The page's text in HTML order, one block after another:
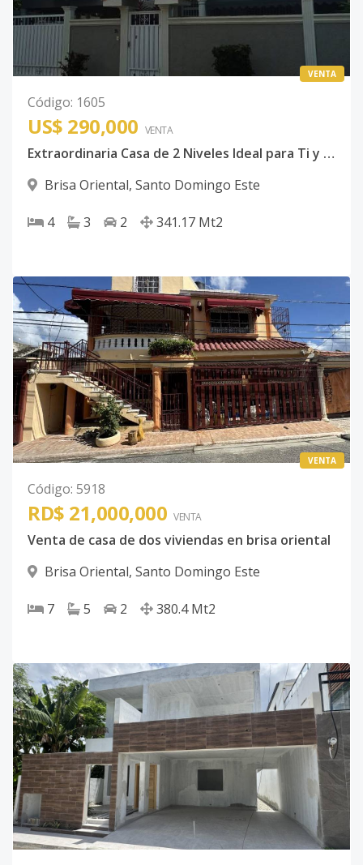
VENTA
Código: 1605
US$ 290,000 VENTA
Extraordinaria Casa de 2 Niveles Ideal para Ti y Tu Familia con el Espacio y el Confort que Mereces, con Excelente Terminaciones en Brisa Oriental Muy Cerca de la Autopista de San Isidro
Brisa Oriental, Santo Domingo Este
4 3 2 341.17 Mt2
VENTA
Código: 5918
RD$ 21,000,000 VENTA
Venta de casa de dos viviendas en brisa oriental
Brisa Oriental, Santo Domingo Este
7 5 2 380.4 Mt2